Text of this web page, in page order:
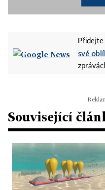
své
Související